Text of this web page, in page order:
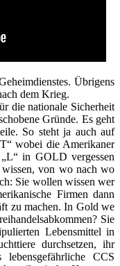
Übrigens
dem Krieg.
die nationale Sicherheit
Gründe. Es geht
So steht ja auch auf
wobei die Amerikaner
in GOLD vergessen
von wo nach wo
Sie wollen wissen wer
Firmen dann
zu machen. In Gold we
Sie
Lebensmittel in
durchsetzen, ihr
CCS